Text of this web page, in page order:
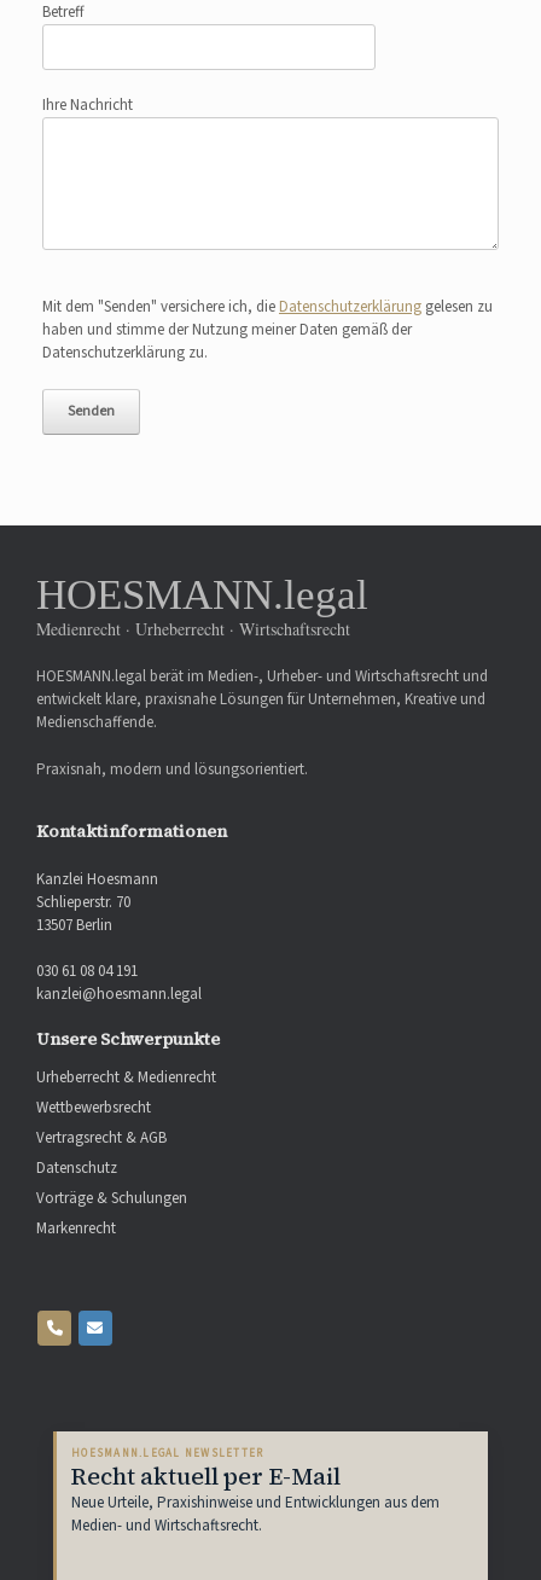
Betreff
Ihre Nachricht
Mit dem "Senden" versichere ich, die Datenschutzerklärung gelesen zu
haben und stimme der Nutzung meiner Daten gemäß der
Datenschutzerklärung zu.
HOESMANN.legal
Medienrecht · Urheberrecht · Wirtschaftsrecht
HOESMANN.legal berät im Medien-, Urheber- und Wirtschaftsrecht und
entwickelt klare, praxisnahe Lösungen für Unternehmen, Kreative und
Medienschaffende.
Praxisnah, modern und lösungsorientiert.
Kontaktinformationen
Kanzlei Hoesmann
Schlieperstr. 70
13507 Berlin
030 61 08 04 191
kanzlei@hoesmann.legal
Unsere Schwerpunkte
Urheberrecht & Medienrecht
Wettbewerbsrecht
Vertragsrecht & AGB
Datenschutz
Vorträge & Schulungen
Markenrecht
HOESMANN.LEGAL NEWSLETTER
Recht aktuell per E-Mail
Neue Urteile, Praxishinweise und Entwicklungen aus dem
Medien- und Wirtschaftsrecht.